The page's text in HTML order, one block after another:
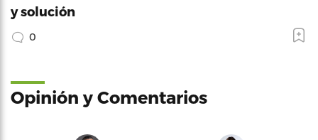
y solución
0
Opinión y Comentarios